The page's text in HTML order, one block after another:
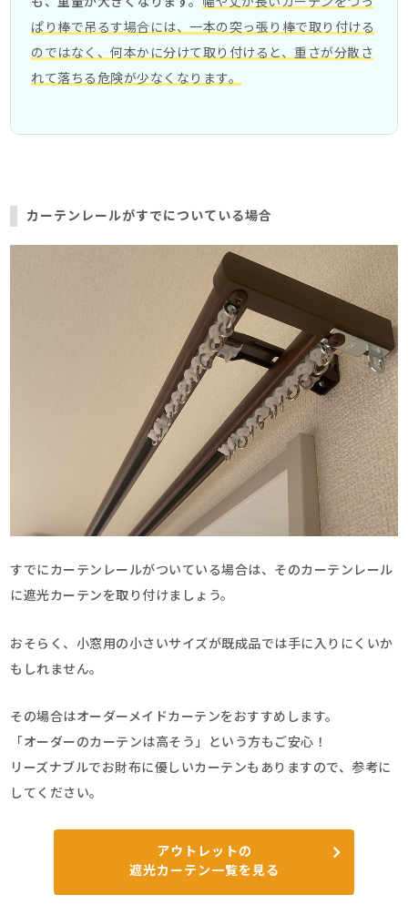
も、重量が大きくなります。 幅や丈が長いカーテンをつっ
ぱり棒で吊るす場合には、一本の突っ張り棒で取り付ける
のではなく、何本かに分けて取り付けると、重さが分散さ
れて落ちる危険が少なくなります。
カーテンレールがすでについている場合
すでにカーテンレールがついている場合は、そのカーテンレール
に遮光カーテンを取り付けましょう。
おそらく、小窓用の小さいサイズが既成品では手に入りにくいか
もしれません。
その場合はオーダーメイドカーテンをおすすめします。
「オーダーのカーテンは高そう」という方もご安心！
リーズナブルでお財布に優しいカーテンもありますので、参考に
してください。
アウトレットの
遮光カーテン一覧を見る